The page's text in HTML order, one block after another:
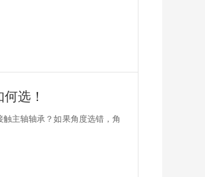
选！
主轴轴承？如果角度选错，角